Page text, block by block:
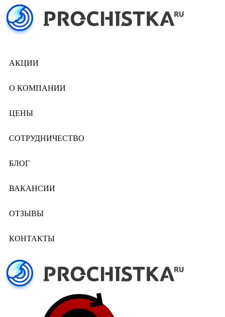
АКЦИИ
О КОМПАНИИ
ЦЕНЫ
СОТРУДНИЧЕСТВО
БЛОГ
ВАКАНСИИ
ОТЗЫВЫ
КОНТАКТЫ